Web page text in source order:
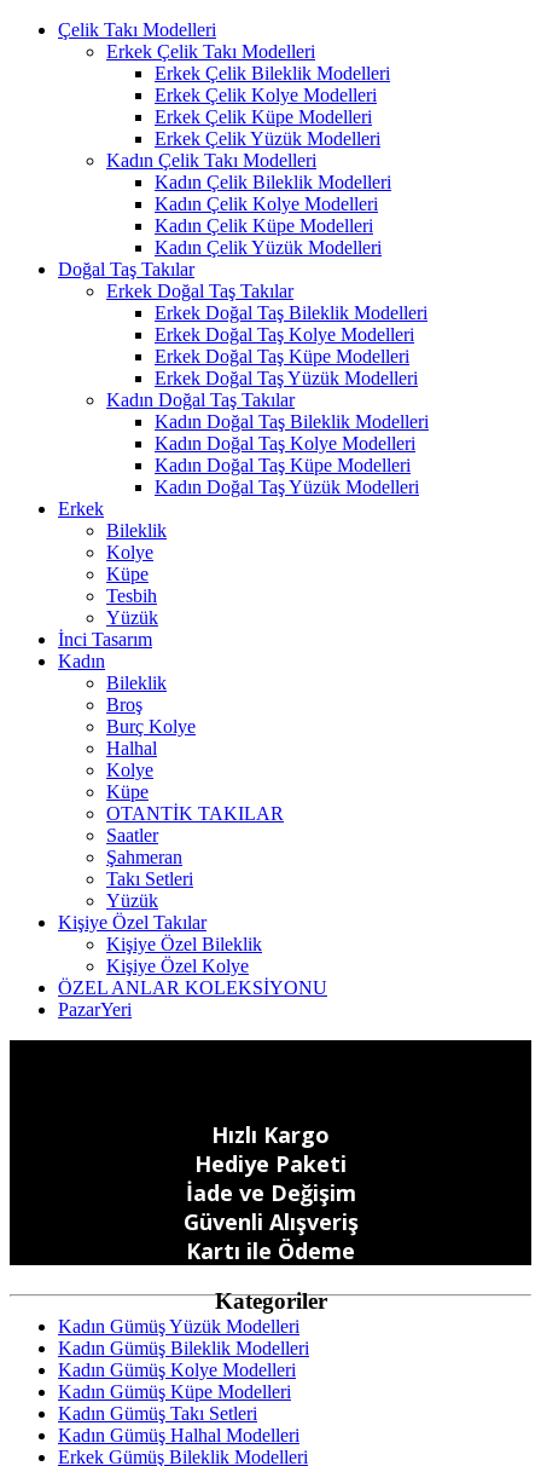
Çelik Takı Modelleri
Erkek Çelik Takı Modelleri
Erkek Çelik Bileklik Modelleri
Erkek Çelik Kolye Modelleri
Erkek Çelik Küpe Modelleri
Erkek Çelik Yüzük Modelleri
Kadın Çelik Takı Modelleri
Kadın Çelik Bileklik Modelleri
Kadın Çelik Kolye Modelleri
Kadın Çelik Küpe Modelleri
Kadın Çelik Yüzük Modelleri
Doğal Taş Takılar
Erkek Doğal Taş Takılar
Erkek Doğal Taş Bileklik Modelleri
Erkek Doğal Taş Kolye Modelleri
Erkek Doğal Taş Küpe Modelleri
Erkek Doğal Taş Yüzük Modelleri
Kadın Doğal Taş Takılar
Kadın Doğal Taş Bileklik Modelleri
Kadın Doğal Taş Kolye Modelleri
Kadın Doğal Taş Küpe Modelleri
Kadın Doğal Taş Yüzük Modelleri
Erkek
Bileklik
Kolye
Küpe
Tesbih
Yüzük
İnci Tasarım
Kadın
Bileklik
Broş
Burç Kolye
Halhal
Kolye
Küpe
OTANTİK TAKILAR
Saatler
Şahmeran
Takı Setleri
Yüzük
Kişiye Özel Takılar
Kişiye Özel Bileklik
Kişiye Özel Kolye
ÖZEL ANLAR KOLEKSİYONU
PazarYeri
Hızlı Kargo
Hediye Paketi
İade ve Değişim
Güvenli Alışveriş
Kartı ile Ödeme
Kategoriler
Kadın Gümüş Yüzük Modelleri
Kadın Gümüş Bileklik Modelleri
Kadın Gümüş Kolye Modelleri
Kadın Gümüş Küpe Modelleri
Kadın Gümüş Takı Setleri
Kadın Gümüş Halhal Modelleri
Erkek Gümüş Bileklik Modelleri